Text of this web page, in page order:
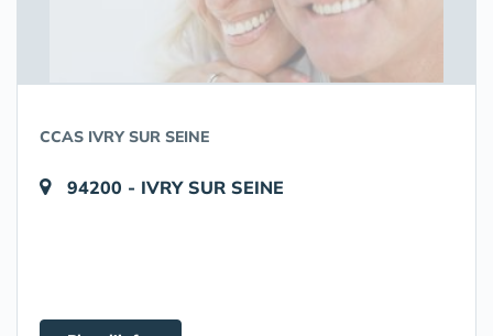
CCAS IVRY SUR SEINE
94200 - IVRY SUR SEINE